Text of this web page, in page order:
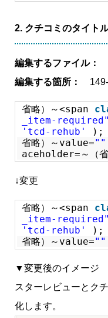
2. クチコミのタイト
編集するファイル：
編集する箇所：
149-
省略）～<span
_item-required"
'tcd-rehub'
);
省略）～value=""
aceholder=～（
↓変更
省略）～<span
_item-required"
'tcd-rehub'
);
省略）～value=""
▼変更後のイメージ
スターレビューとク
化します。